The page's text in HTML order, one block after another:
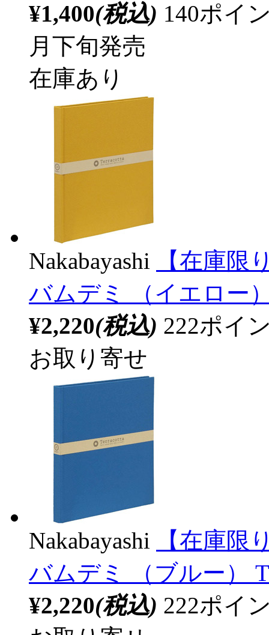
¥1,400(税込) 140ポイ
月下旬発売
在庫あり
Nakabayashi
【在庫限
バムデミ （イエロー
¥2,220(税込) 222ポイ
お取り寄せ
Nakabayashi
【在庫限
バムデミ （ブルー）
¥2,220(税込) 222ポイ